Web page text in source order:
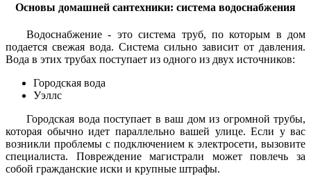
Основы домашней сантехники: система водоснабжения
Водоснабжение - это система труб, по которым в дом
подается свежая вода. Система сильно зависит от давления.
Вода в этих трубах поступает из одного из двух источников:
Городская вода
Уэллс
Городская вода поступает в ваш дом из огромной трубы,
которая обычно идет параллельно вашей улице. Если у вас
возникли проблемы с подключением к электросети, вызовите
специалиста. Повреждение магистрали может повлечь за
собой гражданские иски и крупные штрафы.